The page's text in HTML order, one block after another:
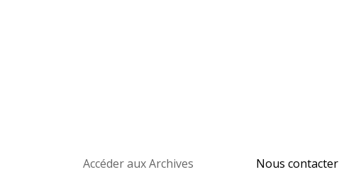
Accéder aux Archives Nous contacter